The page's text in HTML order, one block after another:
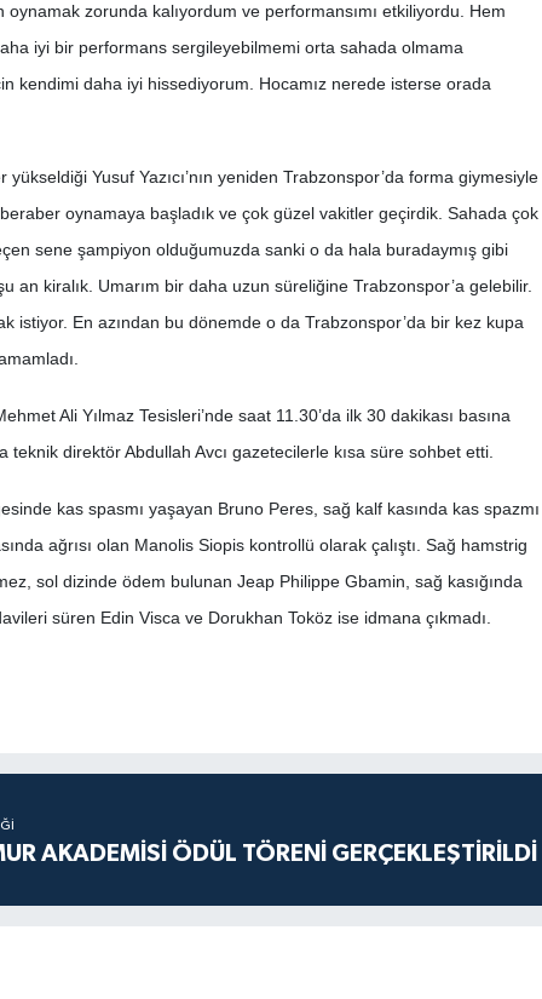
zorunda kalıyordum ve performansımı etkiliyordu. Hem
iyi bir performans sergileyebilmemi orta sahada olmama
kendimi daha iyi hissediyorum. Hocamız nerede isterse orada
yükseldiği Yusuf Yazıcı’nın yeniden Trabzonspor’da forma giymesiyle
oynamaya başladık ve çok güzel vakitler geçirdik. Sahada çok
sene şampiyon olduğumuzda sanki o da hala buradaymış gibi
an kiralık. Umarım bir daha uzun süreliğine Trabzonspor’a gelebilir.
istiyor. En azından bu dönemde o da Trabzonspor’da bir kez kupa
Ali Yılmaz Tesisleri’nde saat 11.30’da ilk 30 dakikası basına
teknik direktör Abdullah Avcı gazetecilerle kısa süre sohbet etti.
kas spasmı yaşayan Bruno Peres, sağ kalf kasında kas spazmı
ağrısı olan Manolis Siopis kontrollü olarak çalıştı. Sağ hamstrig
sol dizinde ödem bulunan Jeap Philippe Gbamin, sağ kasığında
süren Edin Visca ve Dorukhan Toköz ise idmana çıkmadı.
AKADEMİSİ ÖDÜL TÖRENİ GERÇEKLEŞTİRİLDİ